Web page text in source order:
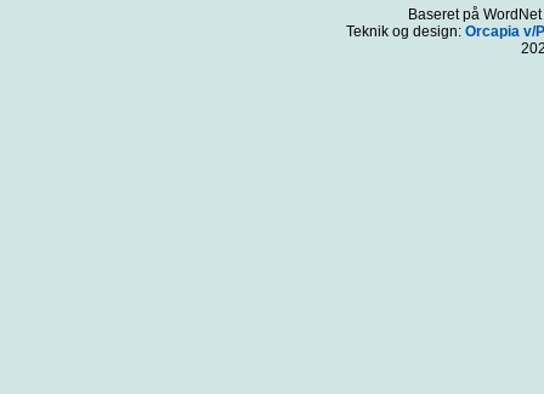
Baseret på
Teknik og design: Orcapia v/